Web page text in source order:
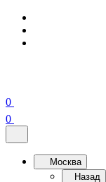
0
0
Москва
Назад